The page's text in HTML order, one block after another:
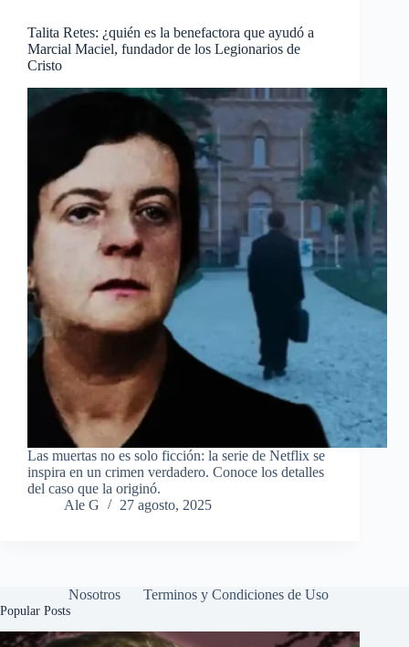
Talita Retes: ¿quién es la benefactora que ayudó a
Marcial Maciel, fundador de los Legionarios de
Cristo
Las muertas no es solo ficción: la serie de Netflix se
inspira en un crimen verdadero. Conoce los detalles
del caso que la originó.
Ale G
27 agosto, 2025
Nosotros Terminos y Condiciones de Uso
Popular Posts